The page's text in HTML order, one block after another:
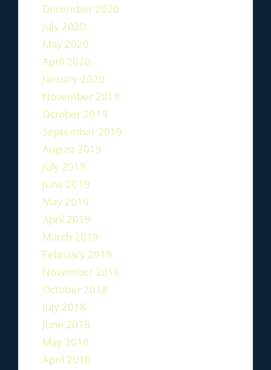
December 2020
July 2020
May 2020
April 2020
January 2020
November 2019
October 2019
September 2019
August 2019
July 2019
June 2019
May 2019
April 2019
March 2019
February 2019
November 2018
October 2018
July 2018
June 2018
May 2018
April 2018